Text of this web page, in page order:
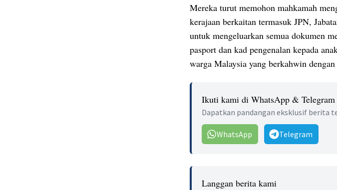
Mereka turut memohon mahkamah
kerajaan berkaitan termasuk JPN,
untuk mengeluarkan semua dokumen
pasport dan kad pengenalan kepada
warga Malaysia yang berkahwin
Ikuti kami di WhatsApp & Telegram
Dapatkan pandangan eksklusif berita
WhatsApp Telegram
Langgan berita kami